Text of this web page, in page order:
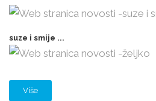
suze i smije ...
Više